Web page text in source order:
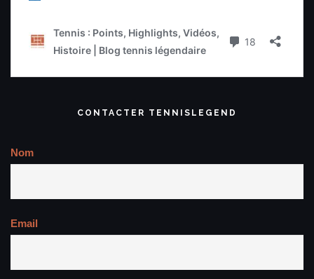
CONTACTER TENNISLEGEND
Nom
Email